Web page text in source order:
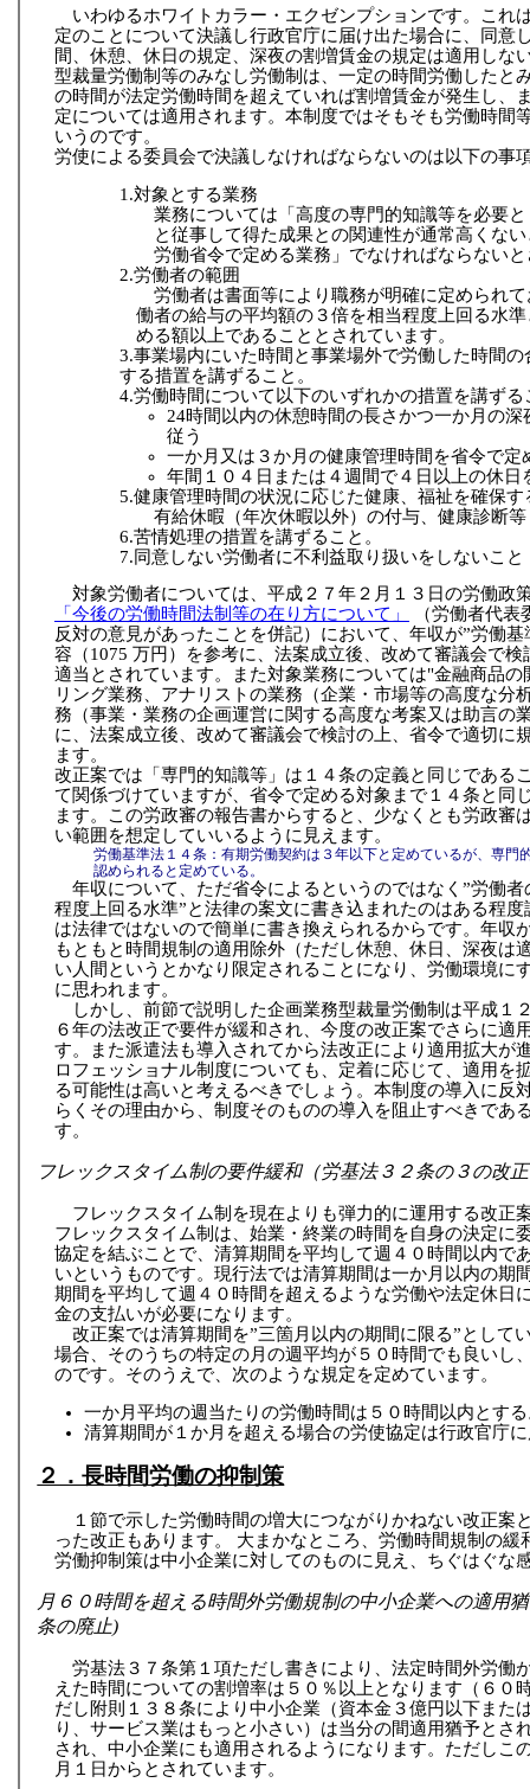
いわゆるホワイトカラー・エクゼンプションです。これ
定のことについて決議し行政官庁に届け出た場合に、同意
間、休憩、休日の規定、深夜の割増賃金の規定は適用しな
型裁量労働制等のみなし労働制は、一定の時間労働したと
の時間が法定労働時間を超えていれば割増賃金が発生し、
定については適用されます。本制度ではそもそも労働時間
いうのです。
労使による委員会で決議しなければならないのは以下の事
1.対象とする業務
業務については「高度の専門的知識等を必要
と従事して得た成果との関連性が通常高くな
労働省令で定める業務」でなければならない
2.労働者の範囲
労働者は書面等により職務が明確に定められ
働者の給与の平均額の３倍を相当程度上回る水
める額以上であることとされています。
3.事業場内にいた時間と事業場外で労働した時間
する措置を講ずること。
4.労働時間について以下のいずれかの措置を講ずる
24時間以内の休憩時間の長さかつ一か月の
従う
一か月又は３か月の健康管理時間を省令で定
年間１０４日または４週間で４日以上の休日
5.健康管理時間の状況に応じた健康、福祉を確保
有給休暇（年次休暇以外）の付与、健康診断等
6.苦情処理の措置を講ずること。
7.同意しない労働者に不利益取り扱いをしないこと
対象労働者については、平成２７年２月１３日の労働政
「今後の労働時間法制等の在り方について」
（労働者代表
反対の意見があったことを併記）において、年収が”労働
容（1075 万円）を参考に、法案成立後、改めて審議会で
適当とされています。また対象業務については"金融商品
リング業務、アナリストの業務（企業・市場等の高度な分
務（事業・業務の企画運営に関する高度な考案又は助言の
に、法案成立後、改めて審議会で検討の上、省令で適切に
ます。
改正案では「専門的知識等」は１４条の定義と同じである
て関係づけていますが、省令で定める対象まで１４条と同
ます。この労政審の報告書からすると、少なくとも労政審
い範囲を想定していいるように見えます。
労働基準法１４条：有期労働契約は３年以下と定めているが、専門
認められると定めている。
年収について、ただ省令によるというのではなく”労働
程度上回る水準”と法律の案文に書き込まれたのはある程
は法律ではないので簡単に書き換えられるからです。年収
もともと時間規制の適用除外（ただし休憩、休日、深夜は
い人間というとかなり限定されることになり、労働環境に
に思われます。
しかし、前節で説明した企画業務型裁量労働制は平成１
６年の法改正で要件が緩和され、今度の改正案でさらに適
す。また派遣法も導入されてから法改正により適用拡大が
ロフェッショナル制度についても、定着に応じて、適用を
る可能性は高いと考えるべきでしょう。本制度の導入に反
らくその理由から、制度そのものの導入を阻止すべきであ
す。
フレックスタイム制の要件緩和（労基法３２条の３の改
フレックスタイム制を現在よりも弾力的に運用する改正
フレックスタイム制は、始業・終業の時間を自身の決定に
協定を結ぶことで、清算期間を平均して週４０時間以内で
いというものです。現行法では清算期間は一か月以内の期
期間を平均して週４０時間を超えるような労働や法定休日
金の支払いが必要になります。
改正案では清算期間を”三箇月以内の期間に限る”として
場合、そのうちの特定の月の週平均が５０時間でも良いし
のです。そのうえで、次のような規定を定めています。
一か月平均の週当たりの労働時間は５０時間以内とす
清算期間が１か月を超える場合の労使協定は行政官庁
２．長時間労働の抑制策
１節で示した労働時間の増大につながりかねない改正案
った改正もあります。 大まかなところ、労働時間規制の
労働抑制策は中小企業に対してのものに見え、ちぐはぐな
月６０時間を超える時間外労働規制の中小企業への適用
条の廃止)
労基法３７条第１項ただし書きにより、法定時間外労働
えた時間についての割増率は５０％以上となります（６０
だし附則１３８条により中小企業（資本金３億円以下また
り、サービス業はもっと小さい）は当分の間適用猶予とさ
され、中小企業にも適用されるようになります。ただしこ
月１日からとされています。